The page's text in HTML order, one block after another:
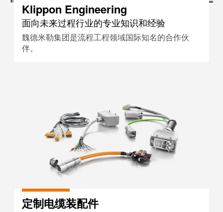
Klippon Engineering
面向未来过程行业的专业知识和经验
魏德米勒集团是流程工程领域国际知名的合作伙
伴。
定制电缆装配件